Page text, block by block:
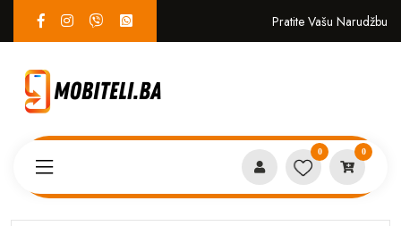
Pratite Vašu Narudžbu
0 0